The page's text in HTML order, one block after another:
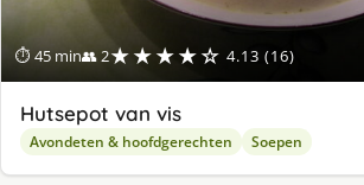
⏱ 45 min👥 2★★★★☆ 4.13 (16)
Hutsepot van vis
Avondeten & hoofdgerechten Soepen